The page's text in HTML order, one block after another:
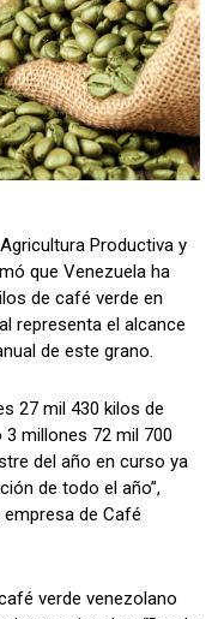
Productiva y
que Venezuela ha
de café verde en
representa el alcance
de este grano.
27 mil 430 kilos de
millones 72 mil 700
del año en curso ya
de todo el año”,
de Café
verde venezolano